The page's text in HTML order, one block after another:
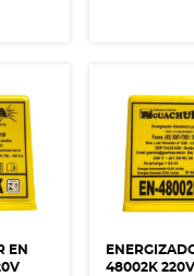
EN
48002K